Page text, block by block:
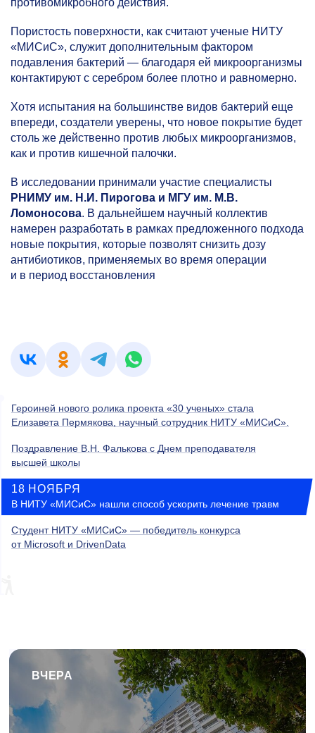
Пористость поверхности, как считают ученые НИТУ
«МИСиС», служит дополнительным фактором
подавления бактерий — благодаря ей микроорганизмы
контактируют с серебром более плотно и равномерно.
Хотя испытания на большинстве видов бактерий еще
впереди, создатели уверены, что новое покрытие будет
столь же действенно против любых микроорганизмов,
как и против кишечной палочки.
В исследовании принимали участие специалисты
РНИМУ им. Н.И. Пирогова и МГУ им. М.В.
Ломоносова. В дальнейшем научный коллектив
намерен разработать в рамках предложенного подхода
новые покрытия, которые позволят снизить дозу
антибиотиков, применяемых во время операции
и в период восстановления
Героиней нового ролика проекта «30 ученых» стала
Елизавета Пермякова, научный сотрудник НИТУ «МИСиС».
Поздравление В.Н. Фалькова с Днем преподавателя
высшей школы
18 НОЯБРЯ
В НИТУ «МИСиС» нашли способ ускорить лечение травм
Студент НИТУ «МИСиС» — победитель конкурса
от Microsoft и DrivenData
ВЧЕРА